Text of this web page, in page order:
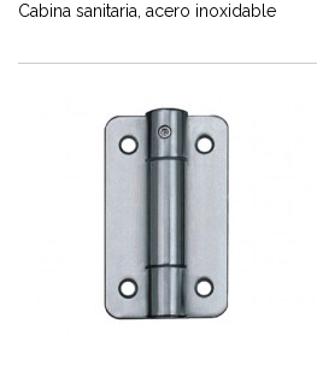
Cabina sanitaria, acero inoxidable